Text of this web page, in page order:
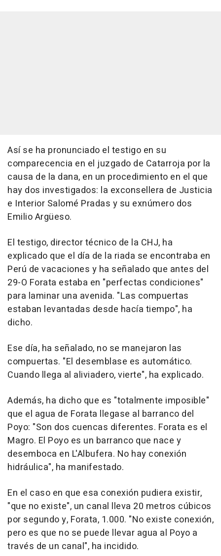
Así se ha pronunciado el testigo en su
comparecencia en el juzgado de Catarroja por la
causa de la dana, en un procedimiento en el que
hay dos investigados: la exconsellera de Justicia
e Interior Salomé Pradas y su exnúmero dos
Emilio Argüeso.
El testigo, director técnico de la CHJ, ha
explicado que el día de la riada se encontraba en
Perú de vacaciones y ha señalado que antes del
29-O Forata estaba en "perfectas condiciones"
para laminar una avenida. "Las compuertas
estaban levantadas desde hacía tiempo", ha
dicho.
Ese día, ha señalado, no se manejaron las
compuertas. "El desemblase es automático.
Cuando llega al aliviadero, vierte", ha explicado.
Además, ha dicho que es "totalmente imposible"
que el agua de Forata llegase al barranco del
Poyo: "Son dos cuencas diferentes. Forata es el
Magro. El Poyo es un barranco que nace y
desemboca en L'Albufera. No hay conexión
hidráulica", ha manifestado.
En el caso en que esa conexión pudiera existir,
"que no existe", un canal lleva 20 metros cúbicos
por segundo y, Forata, 1.000. "No existe conexión,
pero es que no se puede llevar agua al Poyo a
través de un canal", ha incidido.